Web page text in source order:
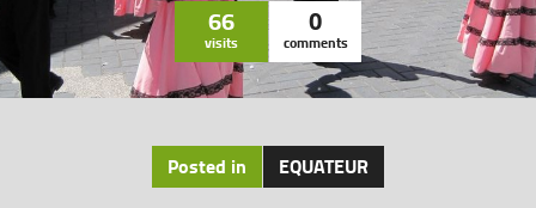
66
visits
0
comments
Posted in EQUATEUR